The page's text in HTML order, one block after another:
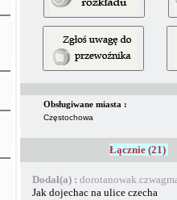
Obsługiwane miasta :
Częstochowa
Łącznie (21)
Dodał(a) :
Jak dojechac na ulice czecha